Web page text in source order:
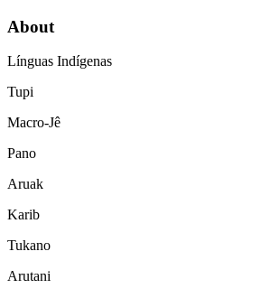
About
Línguas Indígenas
Tupi
Macro-Jê
Pano
Aruak
Karib
Tukano
Arutani